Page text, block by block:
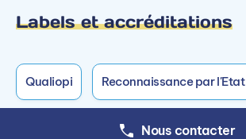
Labels et accréditations
Qualiopi Reconnaissance par l'Etat
Nous contacter